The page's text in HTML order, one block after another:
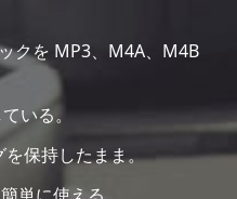
クを MP3、M4A、M4B
いる。
保持したまま。